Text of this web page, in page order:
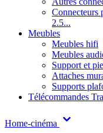
Connecteurs
2.5...
Meubles
Meubles hifi
Meubles
Support et
Attaches
Supports
Télécommandes
Home-cinéma